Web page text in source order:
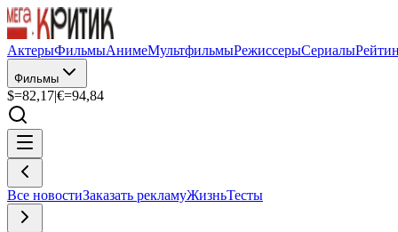
АктерыФильмыАнимеМультфильмыРежиссерыСериалы
Фильмы
$=82,17|€=94,84
Все новостиЗаказать рекламуЖизньТесты